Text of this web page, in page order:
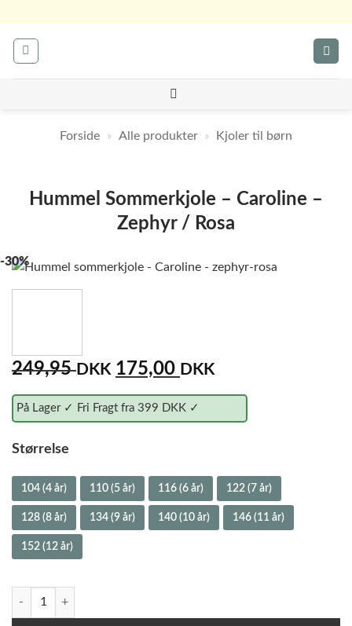
indhold
Forside » Alle produkter » Kjoler til børn
Hummel Sommerkjole – Caroline –
Zephyr / Rosa
-30%
249,95DKK 175,00 DKK
På Lager ✓ Fri Fragt fra 399 DKK ✓
Størrelse
104 (4 år) 110 (5 år) 116 (6 år) 122 (7 år)
128 (8 år) 134 (9 år) 140 (10 år) 146 (11 år)
152 (12 år)
Hummel Sommerkjole - Caroline - Zephyr / Rosa antal